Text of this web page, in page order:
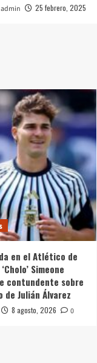
admin 25 febrero, 2025
en el Atlético de
Simeone
contundente sobre
Julián Álvarez
8 agosto, 2026 0